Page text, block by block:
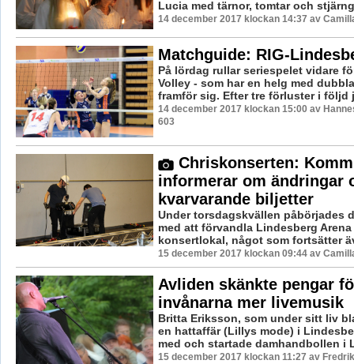
Lucia med tärnor, tomtar och
14 december 2017 klockan 14:37 av
Matchguide: RIG-
På lördag rullar seriespelet vidare
Volley - som har en helg med
framför sig. Efter tre förluster i följd
14 december 2017 klockan 15:00 av
603
Chriskonserten:
informerar om ändringar
kvarvarande biljetter
Under torsdagskvällen påbörjades
med att förvandla Lindesberg
konsertlokal, något som fortsätter
15 december 2017 klockan 09:44 av
Avliden skänkte pengar
invånarna mer livemusik
Britta Eriksson, som under sitt liv
en hattaffär (Lillys mode) i
med och startade damhandbollen i
15 december 2017 klockan 11:27 av